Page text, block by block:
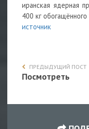
иранская ядерная
400 кг обогащённого
источник
ПРЕДЫДУЩИЙ ПОСТ
Посмотреть